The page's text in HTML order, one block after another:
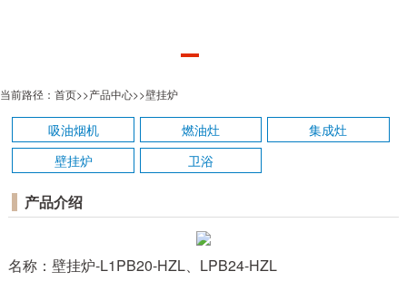
当前路径： 首页>>产品中心>>壁挂炉
吸油烟机 燃油灶
集成灶
壁挂炉
卫浴
产品介绍
名称：壁挂炉-L1PB20-HZL、LPB24-HZL